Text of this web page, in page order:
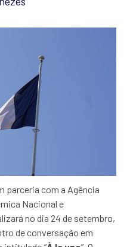
parceria com a Agência
Nacional e
no dia 24 de setembro,
de conversação em